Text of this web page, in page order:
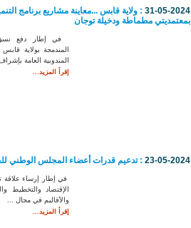
31-05-2024 : ولاية قابس ...معاينة مشاريع برنامج
بمعتمديتي مطماطة ودخيلة توجان
في إطار دفع نسق
المندمجة بولاية
المندوبية العامة
إقرأ المزيد...
23-05-2024 : تدعيم قدرات أعضاء المجلس الوطني
في إطار إرساء علاقة
الإقتصاد والتخطيط
والأقاليم في مجال ...
إقرأ المزيد...